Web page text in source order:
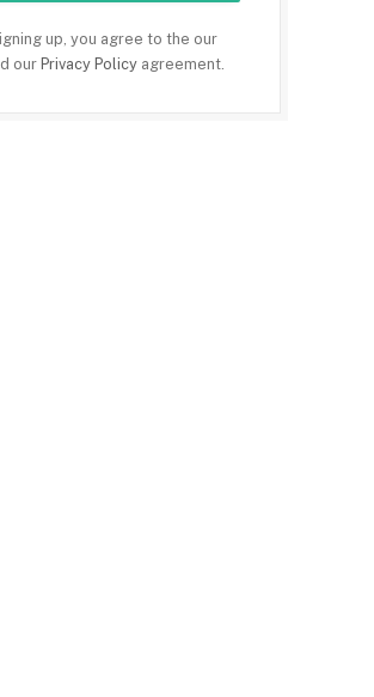
up, you agree to the our
our Privacy Policy agreement.